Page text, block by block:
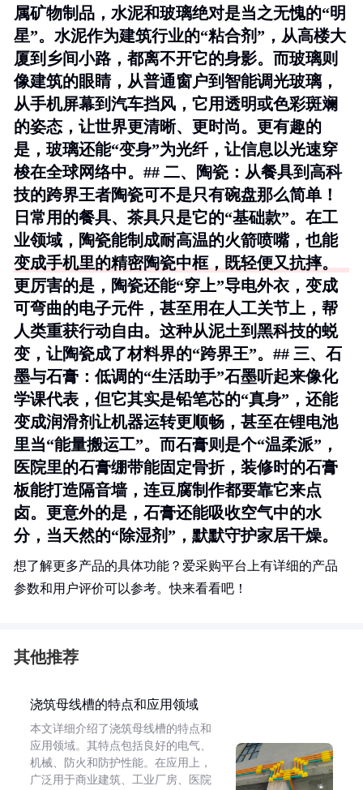
属矿物制品，水泥和玻璃绝对是当之无愧的“明
星”。水泥作为建筑行业的“粘合剂”，从高楼大
厦到乡间小路，都离不开它的身影。而玻璃则
像建筑的眼睛，从普通窗户到智能调光玻璃，
从手机屏幕到汽车挡风，它用透明或色彩斑斓
的姿态，让世界更清晰、更时尚。更有趣的
是，玻璃还能“变身”为光纤，让信息以光速穿
梭在全球网络中。## 二、陶瓷：从餐具到高科
技的跨界王者陶瓷可不是只有碗盘那么简单！
日常用的餐具、茶具只是它的“基础款”。在工
业领域，陶瓷能制成耐高温的火箭喷嘴，也能
变成手机里的精密陶瓷中框，既轻便又抗摔。
更厉害的是，陶瓷还能“穿上”导电外衣，变成
可弯曲的电子元件，甚至用在人工关节上，帮
人类重获行动自由。这种从泥土到黑科技的蜕
变，让陶瓷成了材料界的“跨界王”。## 三、石
墨与石膏：低调的“生活助手”石墨听起来像化
学课代表，但它其实是铅笔芯的“真身”，还能
变成润滑剂让机器运转更顺畅，甚至在锂电池
里当“能量搬运工”。而石膏则是个“温柔派”，
医院里的石膏绷带能固定骨折，装修时的石膏
板能打造隔音墙，连豆腐制作都要靠它来点
卤。更意外的是，石膏还能吸收空气中的水
分，当天然的“除湿剂”，默默守护家居干燥。
想了解更多产品的具体功能？爱采购平台上有详细的产品
参数和用户评价可以参考。快来看看吧！
其他推荐
浇筑母线槽的特点和应用领域
本文详细介绍了浇筑母线槽的特点和
应用领域。其特点包括良好的电气、
机械、防火和防护性能。在应用上，
广泛用于商业建筑、工业厂房、医院